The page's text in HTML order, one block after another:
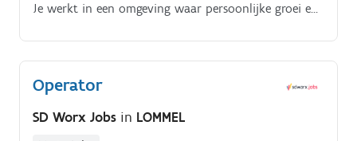
Je werkt in een omgeving waar persoonlijke groei en
Operator
SD Worx Jobs in LOMMEL